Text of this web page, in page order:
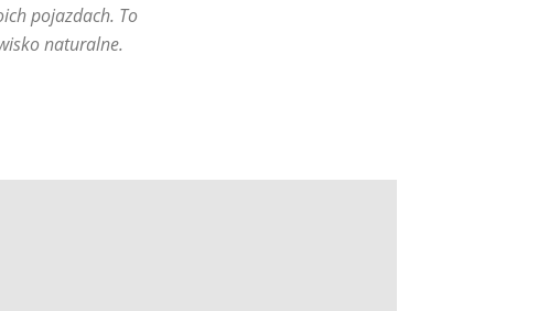
pojazdach. To
naturalne.